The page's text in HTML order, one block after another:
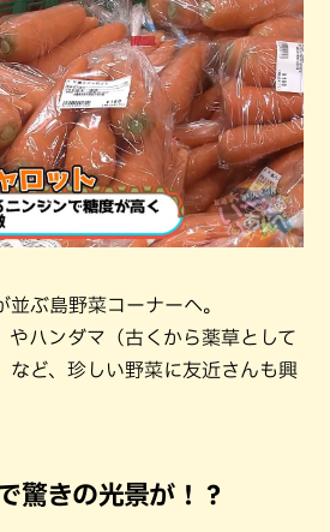
ぶ島野菜コーナーへ。
やハンダマ（古くから薬草として
など、珍しい野菜に友近さんも興
驚きの光景が！？